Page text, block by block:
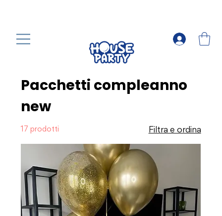
Pacchetti compleanno
new
17 prodotti Filtra e ordina